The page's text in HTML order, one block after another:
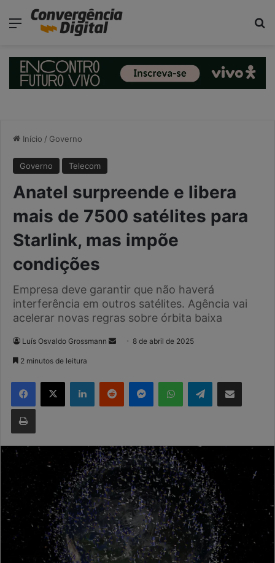
Menu
Início / Governo
Governo Telecom
Anatel surpreende e libera
mais de 7500 satélites para
Starlink, mas impõe
condições
Empresa deve garantir que não haverá
interferência em outros satélites. Agência vai
acelerar novas regras sobre órbita baixa
Luís Osvaldo Grossmann
Mande
mail
8 de abril de 2025
2 minutos de leitura
Facebook
X LinkedinReddit MessengerWhatsAppTelegramCompartilhar via e-mail
Imprimir